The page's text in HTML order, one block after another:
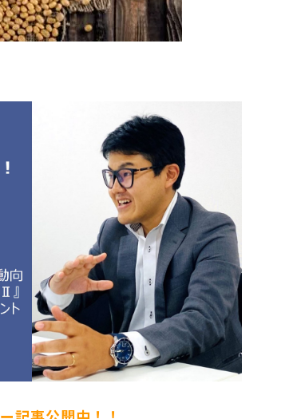
R&D
海外
機能性原料・素材
その他
Chemical & Life Sciences
ライフサイエンス
患者・ドクター調査
海外・グローバル調査